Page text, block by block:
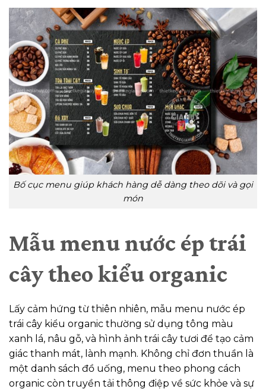
Bố cục menu giúp khách hàng dễ dàng theo dõi và gọi
món
Mẫu menu nước ép trái
cây theo kiểu organic
Lấy cảm hứng từ thiên nhiên, mẫu menu nước ép
trái cây kiểu organic thường sử dụng tông màu
xanh lá, nâu gỗ, và hình ảnh trái cây tươi để tạo cảm
giác thanh mát, lành mạnh. Không chỉ đơn thuần là
một danh sách đồ uống, menu theo phong cách
organic còn truyền tải thông điệp về sức khỏe và sự